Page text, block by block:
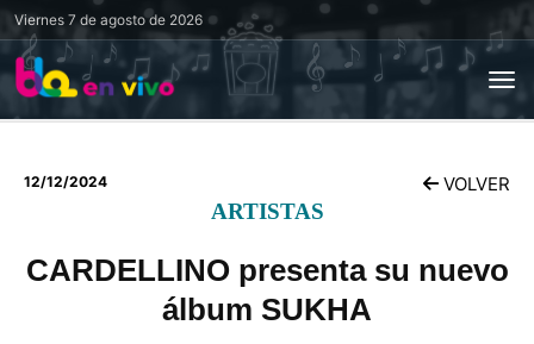
Viernes 7 de agosto de 2026
12/12/2024 VOLVER
ARTISTAS
CARDELLINO presenta su nuevo
álbum SUKHA